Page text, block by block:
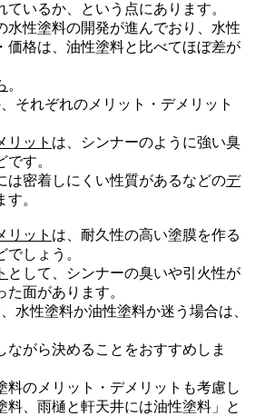
ているか、という点にあります。
水性塗料の開発が進んでおり、水性
価格は、油性塗料と比べてほぼ差が
。
それぞれのメリット・デメリット
リット は、シンナーのように強い臭
す。
は密着しにくい性質があるなどのデ
す。
リット は、耐久性の高い塗膜を作る
しょう。
として、シンナーの臭いや引火性が
面があります。
水性塗料か油性塗料か迷う場合は、
ながら決めることをおすすめしま
料のメリット・デメリットも考慮し
料、雨樋と軒天井には油性塗料」と